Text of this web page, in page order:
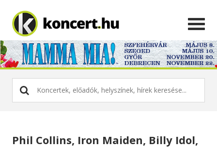
Phil Collins, Iron Maiden, Billy Idol,